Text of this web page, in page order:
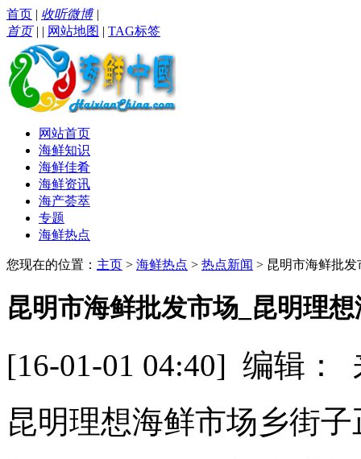
首页 | 收听微博|
首页| | 网站地图 | TAG标签
网站首页
海鲜知识
海鲜佳肴
海鲜资讯
海产荟萃
专题
海鲜热点
您现在的位置： 主页 > 海鲜热点 > 热点新闻 > 昆明市海鲜批
昆明市海鲜批发市场_昆明理
[16-01-01 04:40] 编辑
昆明理想海鲜市场乡街